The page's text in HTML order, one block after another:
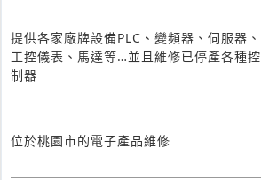
提供各家廠牌設備PLC、變頻器、伺服器、
工控儀表、馬達等…並且維修已停產各種控
制器
位於桃園市的電子產品維修